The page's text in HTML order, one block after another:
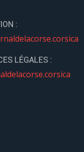
:
LÉGALES :